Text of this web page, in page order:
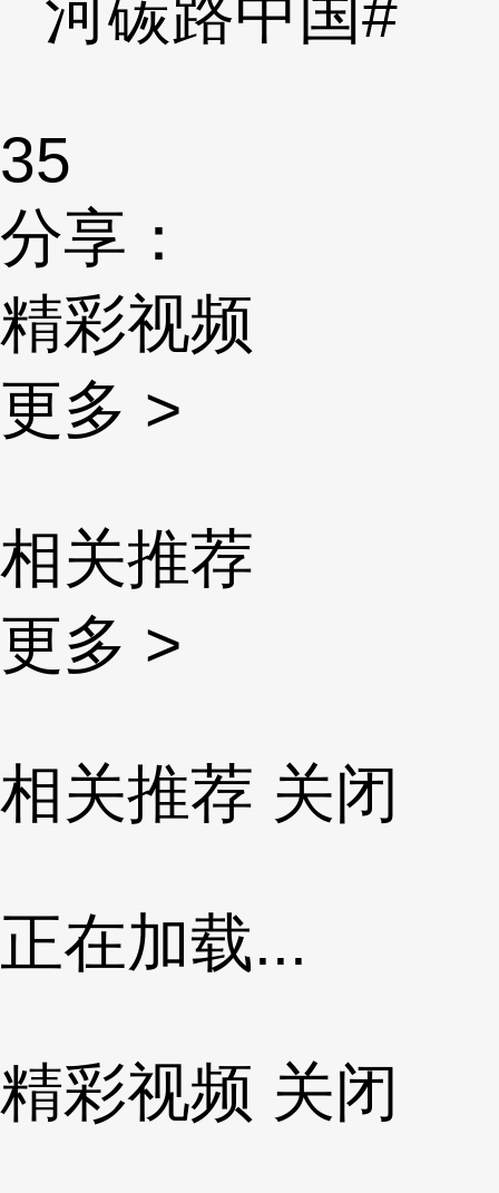
河碳路中国#
35
分享：
精彩视频
更多 >
相关推荐
更多 >
相关推荐 关闭
正在加载...
精彩视频 关闭